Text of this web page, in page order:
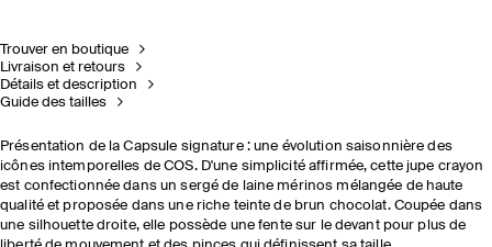
Trouver en boutique
Livraison et retours
Détails et description
Guide des tailles
Présentation de la Capsule signature : une évolution saisonnière des
icônes intemporelles de COS. D'une simplicité affirmée, cette jupe crayon
est confectionnée dans un sergé de laine mérinos mélangée de haute
qualité et proposée dans une riche teinte de brun chocolat. Coupée dans
une silhouette droite, elle possède une fente sur le devant pour plus de